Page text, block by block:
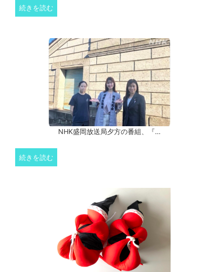
続きを読む
NHK盛岡放送局夕方の番組、『…
続きを読む